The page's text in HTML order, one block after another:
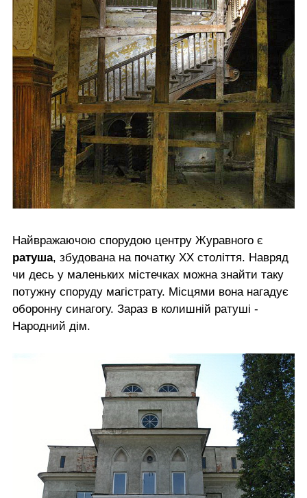
Найвражаючою спорудою центру Журавного є
ратуша, збудована на початку ХХ століття. Навряд
чи десь у маленьких містечках можна знайти таку
потужну споруду магістрату. Місцями вона нагадує
оборонну синагогу. Зараз в колишній ратуші -
Народний дім.